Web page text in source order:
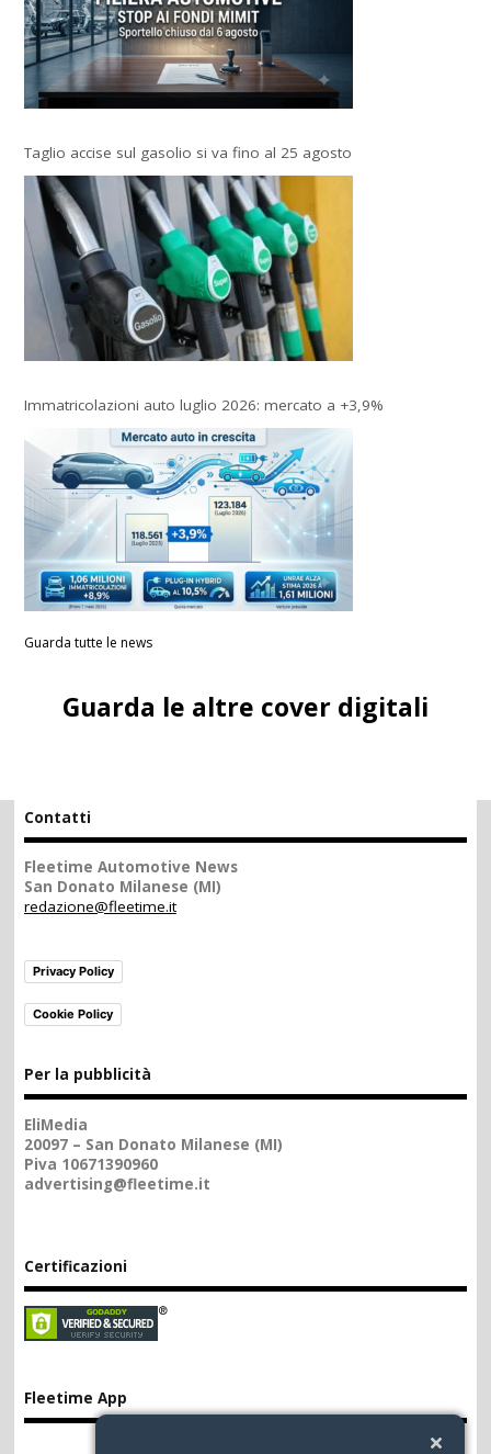
Taglio accise sul gasolio si va fino al 25 agosto
Immatricolazioni auto luglio 2026: mercato a +3,9%
Guarda tutte le news
Guarda le altre cover digitali
Contatti
Fleetime Automotive News
San Donato Milanese (MI)
redazione@fleetime.it
Privacy Policy
Cookie Policy
Per la pubblicità
EliMedia
20097 – San Donato Milanese (MI)
Piva 10671390960
advertising@fleetime.it
Certificazioni
Fleetime App